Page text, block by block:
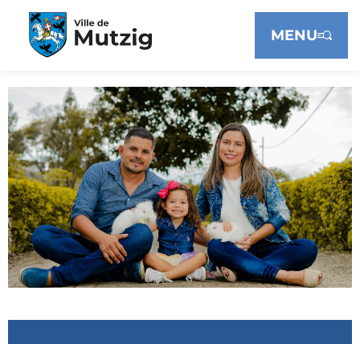
MENU
Panneau de gestion des cookies